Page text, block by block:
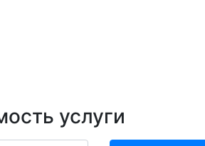
услуги